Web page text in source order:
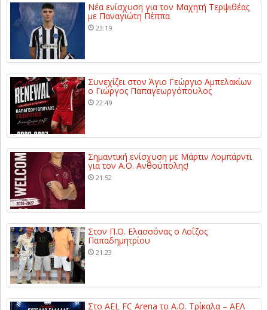
Νέα ενίσχυση για τον Μαχητή Τερψιθέας
με Παναγιώτη Πέππα
23:19
Συνεχίζει στον Άγιο Γεώργιο Αμπελακίων
ο Γιώργος Παπαγεωργόπουλος
22:49
Σημαντική ενίσχυση με Μάρτιν Λομπάρντι
για τον Α.Ο. Ανθούπολης!
21:52
Στον Π.Ο. Ελασσόνας ο Λοΐζος
Παπαδημητρίου
21:23
Στο AEL FC Arena το Α.Ο. Τρίκαλα – ΑΕΛ